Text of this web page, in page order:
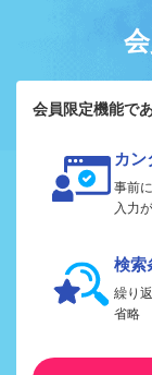
会員限定機能で
カン
事前
入力
検索
繰り
省略